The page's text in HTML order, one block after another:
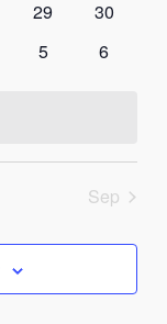
0
29
0
30
0
5
0
6
Sep